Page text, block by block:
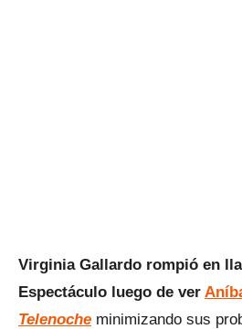
Virginia Gallardo rompió en
Espectáculo luego de ver
Telenoche minimizando sus